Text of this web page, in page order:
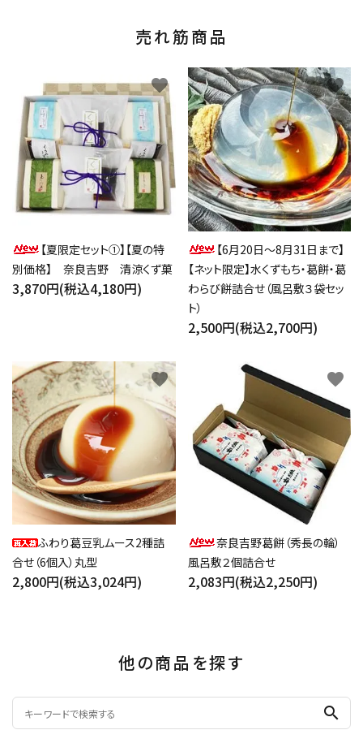
売れ筋商品
【夏限定セット①】【夏の特
別価格】 奈良吉野 清涼くず菓
3,870円(税込4,180円)
favorite
【6月20日～8月31日まで】
【ネット限定】水くずもち・葛餅・葛
わらび餅詰合せ（風呂敷３袋セッ
ト）
2,500円(税込2,700円)
favorite
ふわり葛豆乳ムース2種詰
合せ（6個入）丸型
2,800円(税込3,024円)
favorite
奈良吉野葛餅（秀長の輪）
風呂敷２個詰合せ
2,083円(税込2,250円)
favorite
他の商品を探す
search